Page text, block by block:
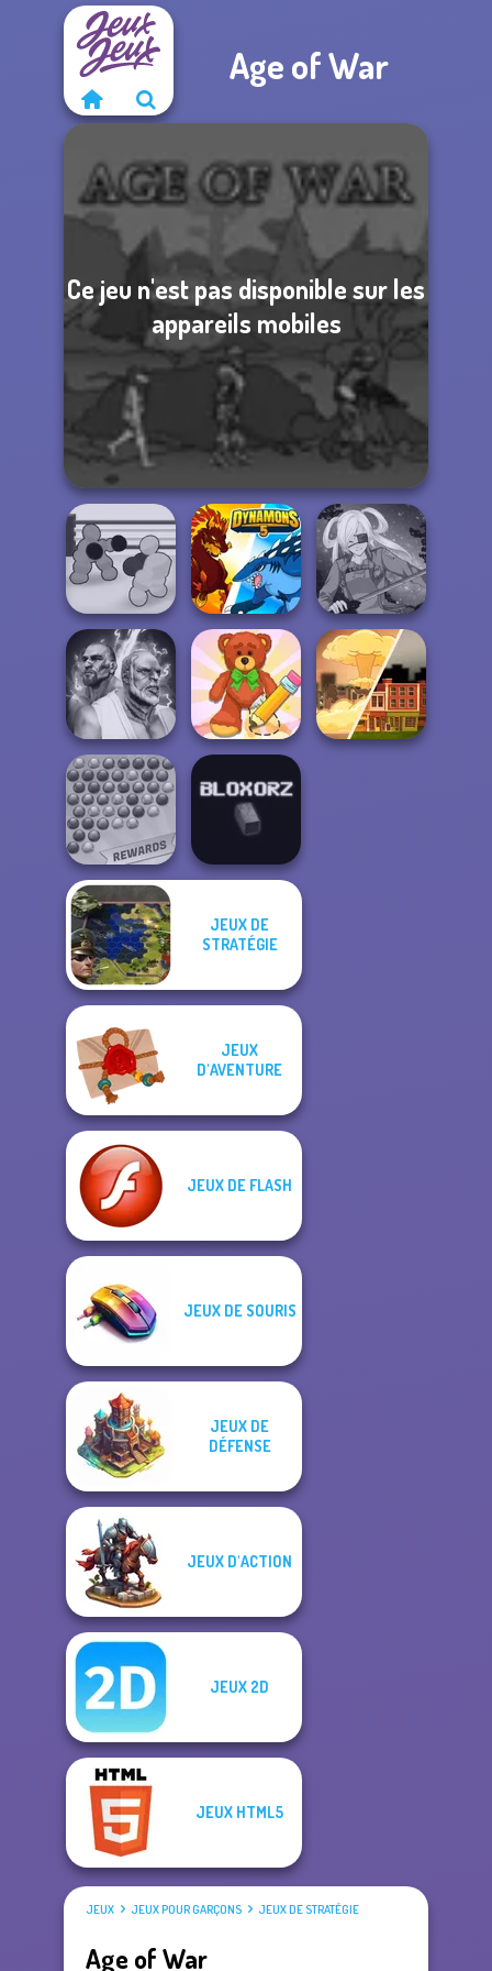
Age of War
Ce jeu n'est pas disponible sur les
appareils mobiles
Boxing Gang
Stars
Dynamons 5 SNK Cosplayer
Fighter Legends
Duo
Wipe Insight
Master
Bubble Shooter
Extreme
JEUX DE
STRATÉGIE
JEUX
D'AVENTURE
JEUX DE FLASH
JEUX DE SOURIS
JEUX DE
DÉFENSE
JEUX D'ACTION
JEUX 2D
JEUX HTML5
JEUX JEUX POUR GARÇONS JEUX DE STRATÉGIE
Age of War